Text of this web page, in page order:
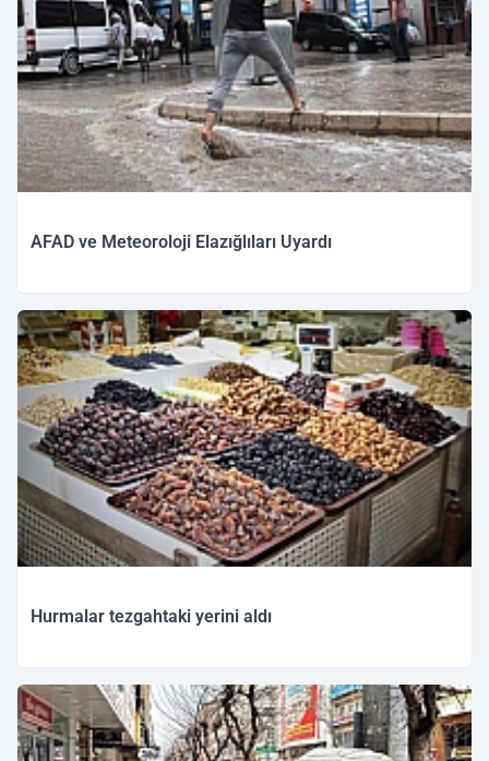
AFAD ve Meteoroloji Elazığlıları Uyardı
Hurmalar tezgahtaki yerini aldı